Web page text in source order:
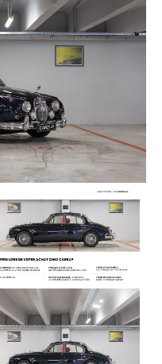
de quelques
de base :